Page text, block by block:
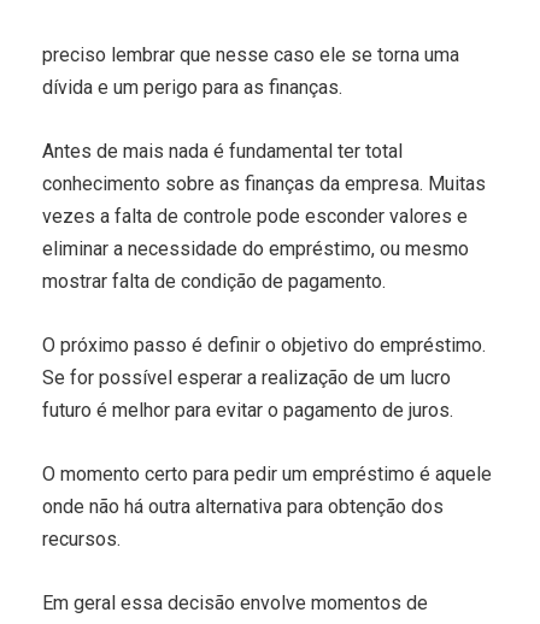
preciso lembrar que nesse caso ele se torna uma
dívida e um perigo para as finanças.
Antes de mais nada é fundamental ter total
conhecimento sobre as finanças da empresa. Muitas
vezes a falta de controle pode esconder valores e
eliminar a necessidade do empréstimo, ou mesmo
mostrar falta de condição de pagamento.
O próximo passo é definir o objetivo do empréstimo.
Se for possível esperar a realização de um lucro
futuro é melhor para evitar o pagamento de juros.
O momento certo para pedir um empréstimo é aquele
onde não há outra alternativa para obtenção dos
recursos.
Em geral essa decisão envolve momentos de